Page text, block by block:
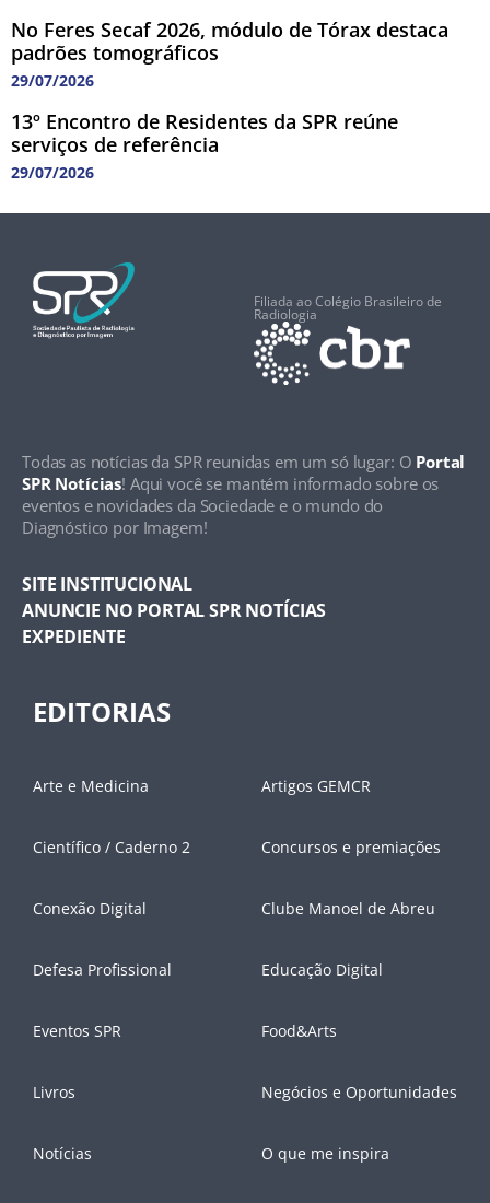
No Feres Secaf 2026, módulo de Tórax destaca
padrões tomográficos
29/07/2026
13º Encontro de Residentes da SPR reúne
serviços de referência
29/07/2026
Filiada ao Colégio Brasileiro de
Radiologia
Todas as notícias da SPR reunidas em um só lugar: O Portal
SPR Notícias! Aqui você se mantém informado sobre os
eventos e novidades da Sociedade e o mundo do
Diagnóstico por Imagem!
SITE INSTITUCIONAL
ANUNCIE NO PORTAL SPR NOTÍCIAS
EXPEDIENTE
EDITORIAS
Arte e Medicina Artigos GEMCR
Científico / Caderno 2 Concursos e premiações
Conexão Digital Clube Manoel de Abreu
Defesa Profissional Educação Digital
Eventos SPR Food&Arts
Livros Negócios e Oportunidades
Notícias O que me inspira